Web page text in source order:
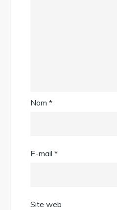
Nom*
E-mail*
Site web